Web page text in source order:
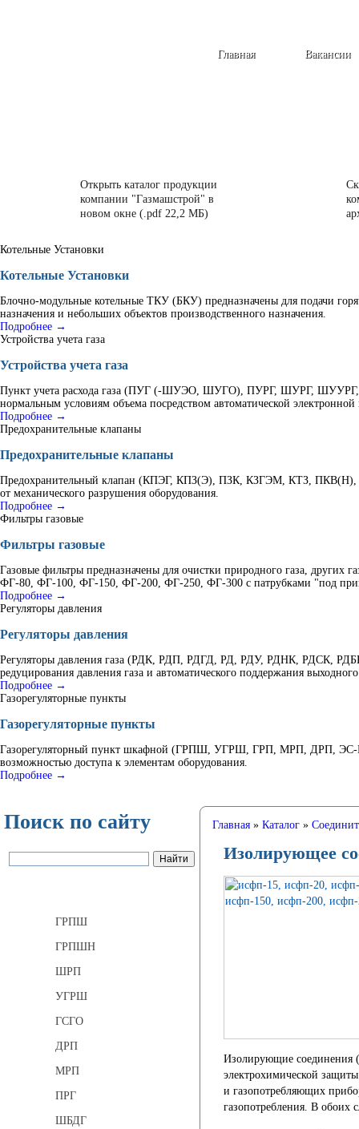
Вакансии
Главная
Открыть каталог продукции
компании "Газмашстрой" в
новом окне (.pdf 22,2 МБ)
Котельные Установки
Котельные Установки
Блочно-модульные котельные ТКУ (БКУ) предназначены для подачи
назначения и небольших объектов производственного назначения.
Подробнее →
Устройства учета газа
Устройства учета газа
Пункт учета расхода газа (ПУГ (-ШУЭО, ШУГО), ПУРГ, ШУРГ, ШУУРГ,
нормальным условиям объема посредством автоматической электронной
Подробнее →
Предохранительные клапаны
Предохранительные клапаны
Предохранительный клапан (КПЭГ, КПЗ(Э), ПЗК, КЗГЭМ, КТЗ, ПКВ(Н),
от механического разрушения оборудования.
Подробнее →
Фильтры газовые
Фильтры газовые
Газовые фильтры предназначены для очистки природного газа, других
ФГ-80, ФГ-100, ФГ-150, ФГ-200, ФГ-250, ФГ-300 с патрубками "под
Подробнее →
Регуляторы давления
Регуляторы давления
Регуляторы давления газа (РДК, РДП, РДГД, РД, РДУ, РДНК, РДСК,
редуцирования давления газа и автоматического поддержания
Подробнее →
Газорегуляторные пункты
Газорегуляторные пункты
Газорегуляторный пункт шкафной (ГРПШ, УГРШ, ГРП, МРП, ДРП, ЭС-
возможностью доступа к элементам оборудования.
Подробнее →
Поиск по сайту
ГРПШ
ГРПШН
ШРП
УГРШ
ГСГО
ДРП
МРП
ПРГ
ШБДГ
Главная» Каталог»
Изолирующее
Изолирующие соединения
электрохимической
и газопотребляющих
газопотребления. В